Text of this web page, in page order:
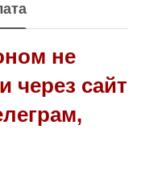
не
через сайт